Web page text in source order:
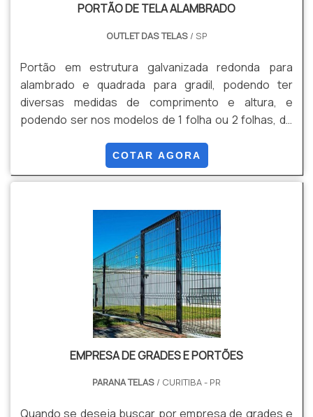
PORTÃO DE TELA ALAMBRADO
OUTLET DAS TELAS/ SP
Portão em estrutura galvanizada redonda para
alambrado e quadrada para gradil, podendo ter
diversas medidas de comprimento e altura, e
podendo ser nos modelos de 1 folha ou 2 folhas, de
COTAR AGORA
EMPRESA DE GRADES E PORTÕES
PARANA TELAS / CURITIBA - PR
Quando se deseja buscar por empresa de grades e